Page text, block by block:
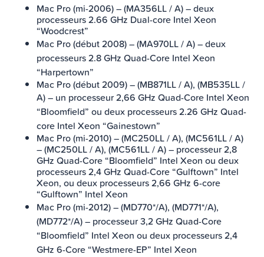
Mac Pro (mi-2006) – (MA356LL / A) – deux
processeurs 2.66 GHz Dual-core Intel Xeon
“Woodcrest”
Mac Pro (début 2008) – (MA970LL / A) –deux
processeurs 2.8 GHz Quad-Core Intel Xeon
“Harpertown”
Mac Pro (début 2009) – (MB871LL / A), (MB535LL /
A)– un processeur 2,66 GHz Quad-Core Intel Xeon
“Bloomfield” ou deux processeurs 2.26 GHz Quad-
core Intel Xeon “Gainestown”
Mac Pro (mi-2010) – (MC250LL / A), (MC561LL / A)
– (MC250LL / A), (MC561LL / A) – processeur 2,8
GHz Quad-Core “Bloomfield” Intel Xeon ou deux
processeurs 2,4 GHz Quad-Core “Gulftown” Intel
Xeon, ou deux processeurs 2,66 GHz 6-core
“Gulftown” Intel Xeon
Mac Pro (mi-2012) – (MD770*/A), (MD771*/A),
(MD772*/A) – processeur 3,2 GHz Quad-Core
“Bloomfield” Intel Xeon ou deux processeurs 2,4
GHz 6-Core “Westmere-EP” Intel Xeon